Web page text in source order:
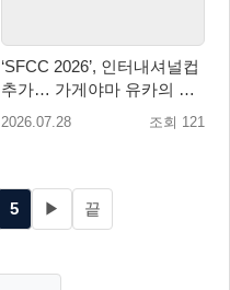
‘SFCC 2026’, 인터내셔널컵
추가… 가게야마 유카의 특
별 훈련 카드 등장!
2026.07.28 조회 121
5 ▶ 끝